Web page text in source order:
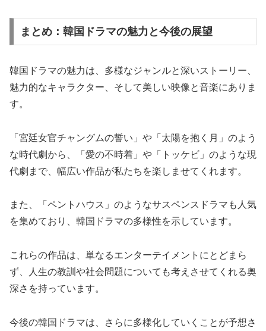
まとめ：韓国ドラマの魅力と今後の展望
韓国ドラマの魅力は、多様なジャンルと深いストーリー、
魅力的なキャラクター、そして美しい映像と音楽にありま
す。
「宮廷女官チャングムの誓い」や「太陽を抱く月」のよう
な時代劇から、「愛の不時着」や「トッケビ」のような現
代劇まで、幅広い作品が私たちを楽しませてくれます。
また、「ペントハウス」のようなサスペンスドラマも人気
を集めており、韓国ドラマの多様性を示しています。
これらの作品は、単なるエンターテイメントにとどまら
ず、人生の教訓や社会問題についても考えさせてくれる奥
深さを持っています。
今後の韓国ドラマは、さらに多様化していくことが予想さ